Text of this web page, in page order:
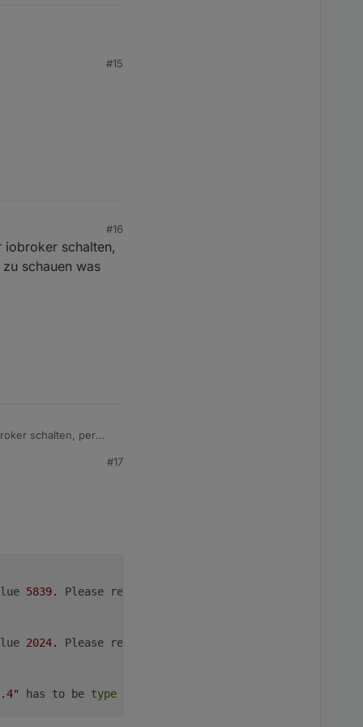
#15
#16
iobroker schalten,
schauen was
schalten, per
#17
5839. Please resync devices
2024. Please resync devices
has to be type